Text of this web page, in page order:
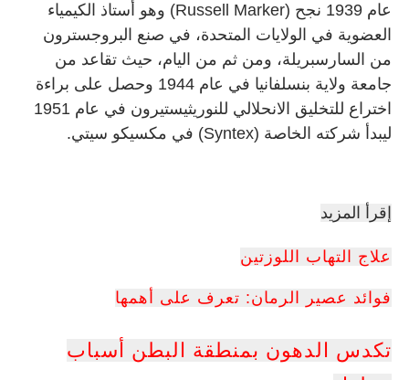
عام 1939 نجح (Russell Marker) وهو أستاذ الكيمياء
العضوية في الولايات المتحدة، في صنع البروجسترون
من السارسبريلة، ومن ثم من اليام، حيث تقاعد من
جامعة ولاية بنسلفانيا في عام 1944 وحصل على براءة
اختراع للتخليق الانحلالي للنوريثيستيرون في عام 1951
ليبدأ شركته الخاصة (Syntex) في مكسيكو سيتي.
إقرأ المزيد
علاج التهاب اللوزتين
فوائد عصير الرمان: تعرف على أهمها
تكدس الدهون بمنطقة البطن أسباب